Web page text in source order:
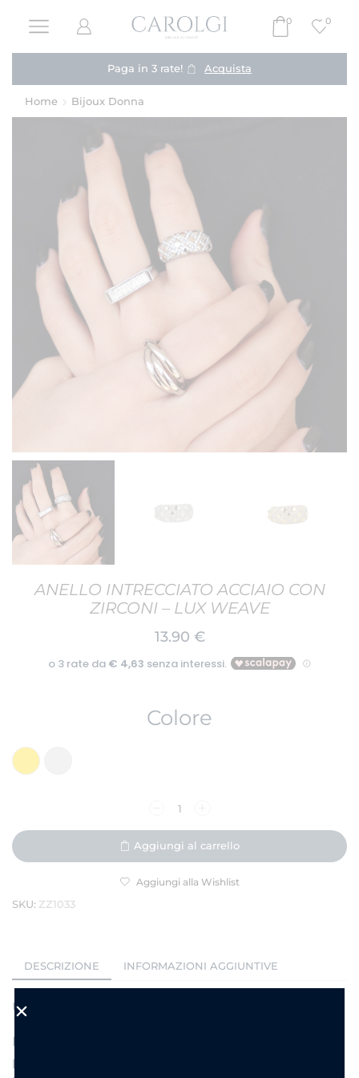
0 0
Paga in 3 rate! Acquista
Home Bijoux Donna
ANELLO INTRECCIATO ACCIAIO CON
ZIRCONI – LUX WEAVE
13.90 €
Colore
Aggiungi al carrello
Aggiungi alla Wishlist
SKU: ZZ1033
DESCRIZIONE INFORMAZIONI AGGIUNTIVE
Un intreccio di luce e carattere.
L’
per chi ama distinguersi con eleganza.